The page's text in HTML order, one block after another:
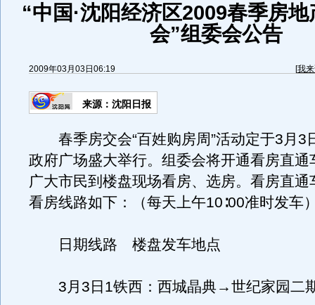
“中国·沈阳经济区2009春季房
会”组委会公告
2009年03月03日06:19 [我
来源：沈阳日报
春季房交会“百姓购房周”活动定于3月3
政府广场盛大举行。组委会将开通看房直通
广大市民到楼盘现场看房、选房。看房直通
看房线路如下：（每天上午10∶00准时发车
日期线路 楼盘发车地点
3月3日1铁西：西城晶典→世纪家园二